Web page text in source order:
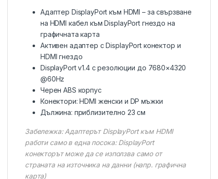
Адаптер DisplayPort към HDMI – за свързване
на HDMI кабел към DisplayPort гнездо на
графичната карта
Активен адаптер с DisplayPort конектор и
HDMI гнездо
DisplayPort v1.4 с резолюции до 7680×4320
@60Hz
Черен ABS корпус
Конектори: HDMI женски и DP мъжки
Дължина: приблизително 23 см
Забележка: Адаптерът DisplayPort към HDMI
работи само в една посока: DisplayPort
конекторът може да се използва само от
страната на източника на данни (напр. графична
карта)